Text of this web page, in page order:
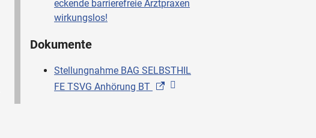
eckende barrierefreie Arztpraxen
wirkungslos!
Dokumente
Stellungnahme BAG SELBSTHIL
FE TSVG Anhörung BT